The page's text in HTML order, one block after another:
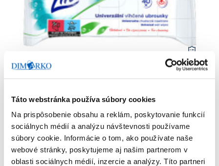
Táto webstránka používa súbory cookies
Na prispôsobenie obsahu a reklám, poskytovanie funkcií
sociálnych médií a analýzu návštevnosti používame
súbory cookie. Informácie o tom, ako používate naše
webové stránky, poskytujeme aj našim partnerom v
oblasti sociálnych médií, inzercie a analýzy. Títo partneri
Počet bal. v kartóne:48
Na sklade
1,45 €(1,78 €s DPH)
Do košíka